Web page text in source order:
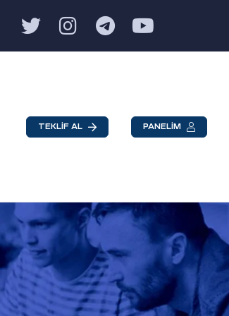
TEKLİF AL PANELİM